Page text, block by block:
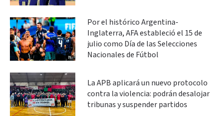
Por el histórico Argentina-
Inglaterra, AFA estableció el 15 de
julio como Día de las Selecciones
Nacionales de Fútbol
La APB aplicará un nuevo protocolo
contra la violencia: podrán desalojar
tribunas y suspender partidos